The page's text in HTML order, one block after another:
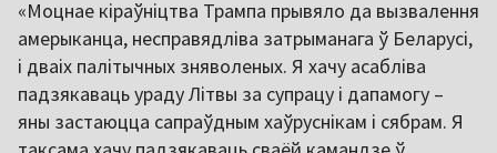
«Моцнае кіраўніцтва Трампа прывяло да вызвалення
амерыканца, несправядліва затрыманага ў Беларусі,
і дваіх палітычных зняволеных. Я хачу асабліва
падзякаваць ураду Літвы за супрацу і дапамогу –
яны застаюцца сапраўдным хаўруснікам і сябрам. Я